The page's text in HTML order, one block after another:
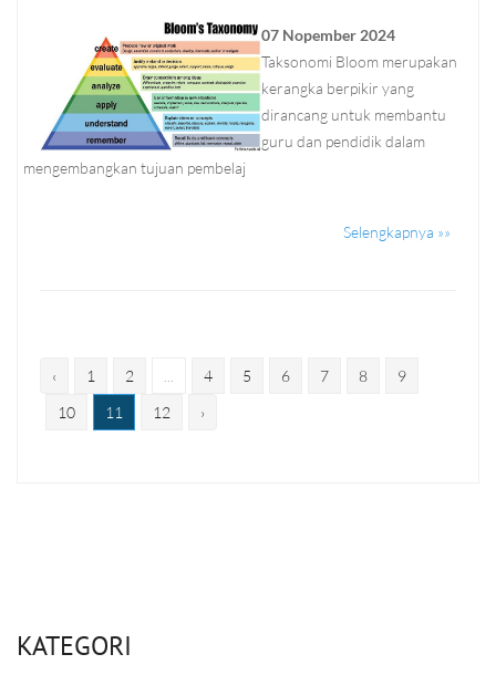
07 Nopember 2024
Taksonomi Bloom merupakan
kerangka berpikir yang
dirancang untuk membantu
guru dan pendidik dalam
mengembangkan tujuan pembelaj
Selengkapnya »»
‹ 1 2 4 5 6 7 8
9
10
11 12 ›
KATEGORI